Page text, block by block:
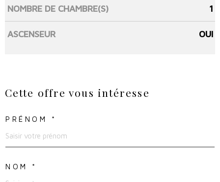
NOMBRE DE CHAMBRE(S) 1
ASCENSEUR OUI
Cette offre vous intéresse
PRÉNOM *
NOM *